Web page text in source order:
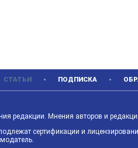
СТАТЬИ ПОДПИСКА
редакции. Мнения авторов и
сертификации и